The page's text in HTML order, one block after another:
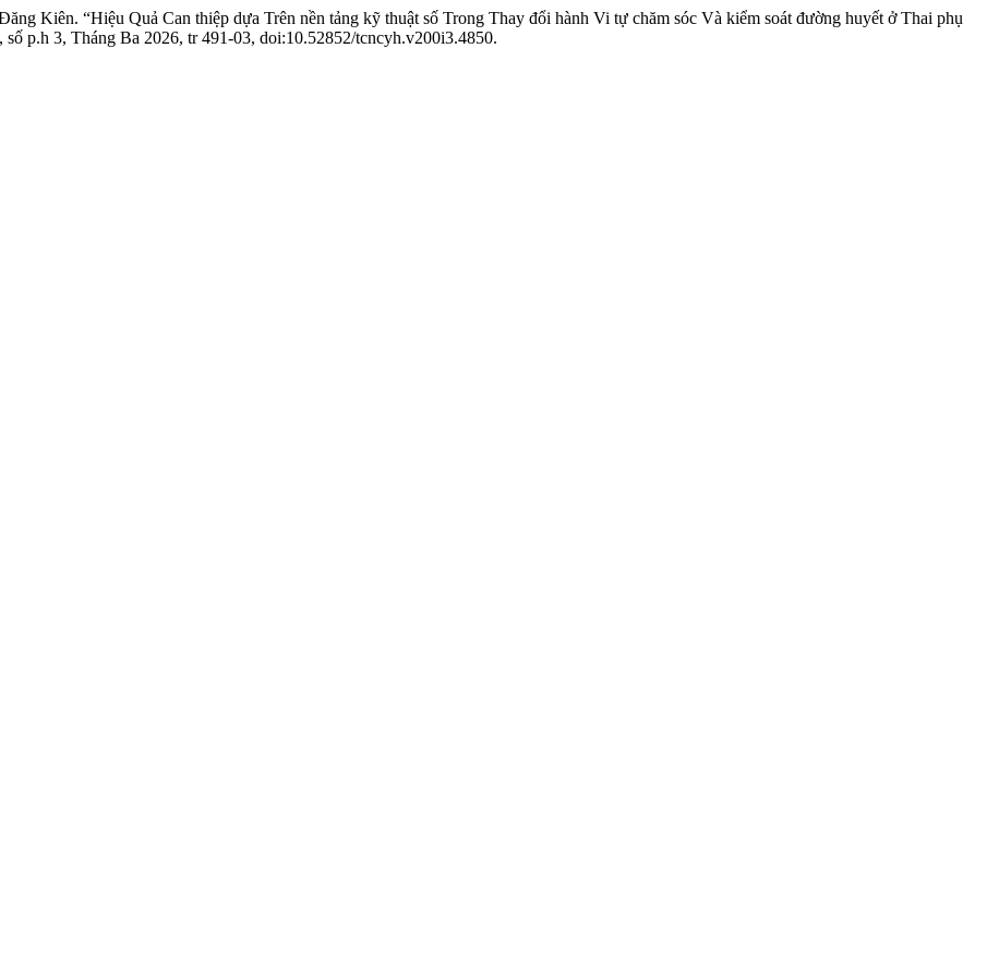
Kiên. “Hiệu Quả Can thiệp dựa Trên nền tảng kỹ thuật số Trong Thay đổi hành Vi tự chăm sóc Và kiểm soát đường huyết ở Thai phụ
số p.h 3, Tháng Ba 2026, tr 491-03, doi:10.52852/tcncyh.v200i3.4850.